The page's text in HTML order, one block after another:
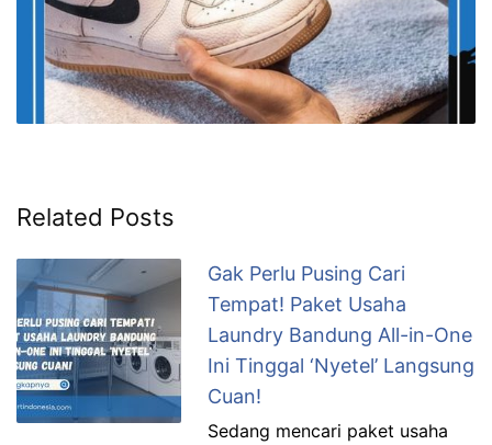
Related Posts
Gak Perlu Pusing Cari
Tempat! Paket Usaha
Laundry Bandung All-in-One
Ini Tinggal ‘Nyetel’ Langsung
Cuan!
Sedang mencari paket usaha